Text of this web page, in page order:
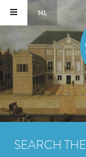
NL
SEARCH